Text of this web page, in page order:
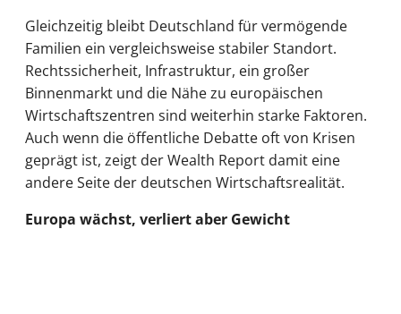
Gleichzeitig bleibt Deutschland für vermögende
Familien ein vergleichsweise stabiler Standort.
Rechtssicherheit, Infrastruktur, ein großer
Binnenmarkt und die Nähe zu europäischen
Wirtschaftszentren sind weiterhin starke Faktoren.
Auch wenn die öffentliche Debatte oft von Krisen
geprägt ist, zeigt der Wealth Report damit eine
andere Seite der deutschen Wirtschaftsrealität.
Europa wächst, verliert aber Gewicht